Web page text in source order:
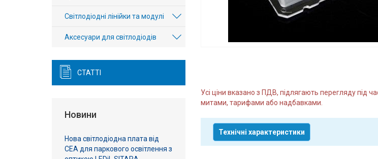
авторизація
Виробники
Контакти
Доставка
Усі ціни вказано з ПДВ, підлягають перегляду
митами, тарифами або надбавками.
Технічні характеристики
Світлодіодні лінійки та модулі
Аксесуари для світлодіодів
СТАТТІ
Новини
Нова світлодіодна плата від
СЕА для паркового освітлення з